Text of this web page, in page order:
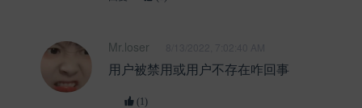
Mr.loser
用户被禁用或用户不存在咋回事
(1)